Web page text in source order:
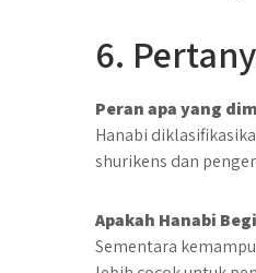
6.
Peran apa yang
Hanabi
shurikens dan
Apakah Hanabi
Sementara